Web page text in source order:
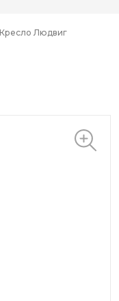
Кресло Людвиг